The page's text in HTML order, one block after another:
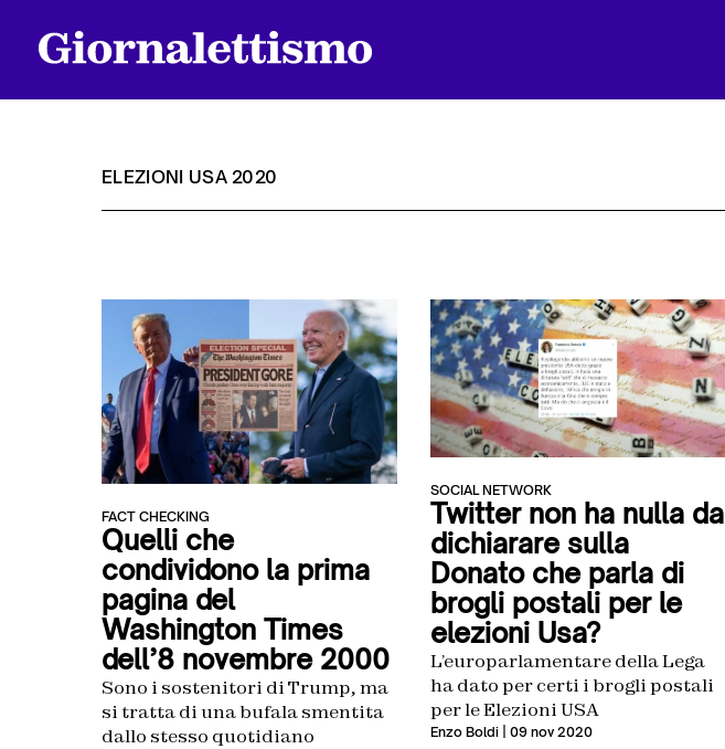
Contatti
ELEZIONI USA 2020
FACT CHECKING
Quelli che
condividono la prima
pagina del
Washington Times
dell’8 novembre 2000
Sono i sostenitori di Trump, ma
si tratta di una bufala smentita
dallo stesso quotidiano
SOCIAL NETWORK
Twitter non ha nulla da
dichiarare sulla
Donato che parla di
brogli postali per le
elezioni Usa?
L’europarlamentare della Lega
ha dato per certi i brogli postali
per le Elezioni USA
Enzo Boldi| 09 nov 2020